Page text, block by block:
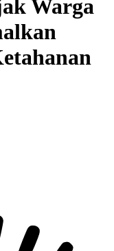
Warga